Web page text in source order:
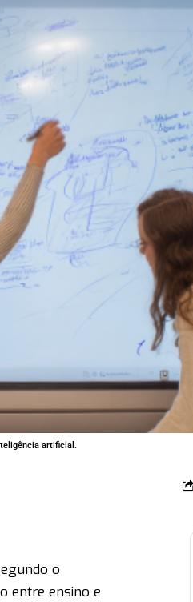
artificial.
o
entre ensino e